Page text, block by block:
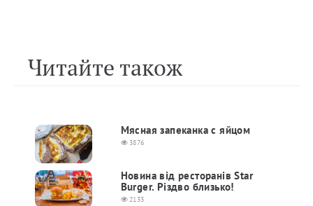
Читайте також
Мясная запеканка с яйцом
3876
Новина від ресторанів Star
Burger. Різдво близько!
2133